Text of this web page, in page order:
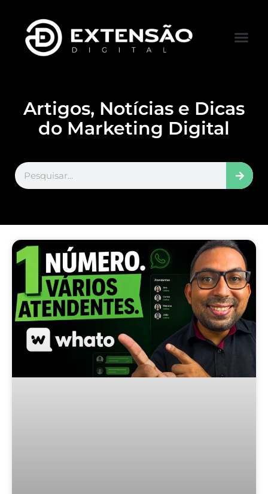
Artigos, Notícias e Dicas
do Marketing Digital